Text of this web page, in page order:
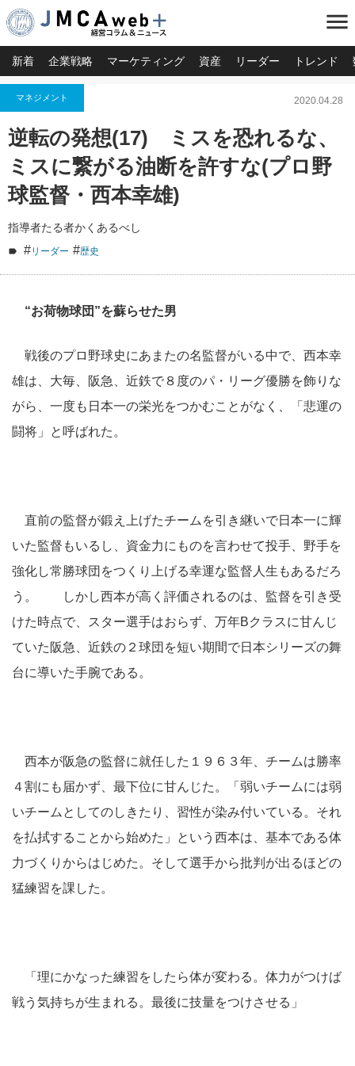
menu
新着 企業戦略 マーケティング 資産 リーダー トレンド
マネジメント 2020.04.28
逆転の発想(17) ミスを恐れるな、
ミスに繋がる油断を許すな(プロ野
球監督・西本幸雄)
指導者たる者かくあるべし
#リーダー #歴史
“お荷物球団”を蘇らせた男
戦後のプロ野球史にあまたの名監督がいる中で、西本幸
雄は、大毎、阪急、近鉄で８度のパ・リーグ優勝を飾りな
がら、一度も日本一の栄光をつかむことがなく、「悲運の
闘将」と呼ばれた。
直前の監督が鍛え上げたチームを引き継いで日本一に輝
いた監督もいるし、資金力にものを言わせて投手、野手を
強化し常勝球団をつくり上げる幸運な監督人生もあるだろ
う。 しかし西本が高く評価されるのは、監督を引き受
けた時点で、スター選手はおらず、万年Bクラスに甘んじ
ていた阪急、近鉄の２球団を短い期間で日本シリーズの舞
台に導いた手腕である。
西本が阪急の監督に就任した１９６３年、チームは勝率
４割にも届かず、最下位に甘んじた。「弱いチームには弱
いチームとしてのしきたり、習性が染み付いている。それ
を払拭することから始めた」という西本は、基本である体
力づくりからはじめた。そして選手から批判が出るほどの
猛練習を課した。
「理にかなった練習をしたら体が変わる。体力がつけば
戦う気持ちが生まれる。最後に技量をつけさせる」